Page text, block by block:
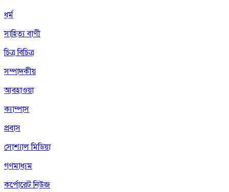
ধর্ম
সাহিত্য বাণী
চিত্র বিচিত্র
সম্পাদকীয়
আবহাওয়া
ক্যাম্পাস
প্রবাস
সোশ্যাল মিডিয়া
গণমাধ্যম
কর্পোরেট নিউজ